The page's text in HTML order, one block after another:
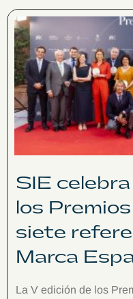
SIE
los
siete
Marca
La V edición de los